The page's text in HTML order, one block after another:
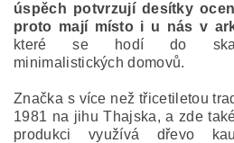
úspěch potvrzují desítky
proto mají místo i u nás v
které se hodí do
minimalistických domovů.
Značka s více než třicetiletou
1981 na jihu Thajska, a zde
produkci využívá dřevo